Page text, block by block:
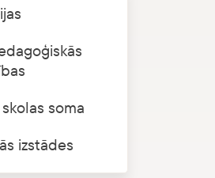
soma
izstādes